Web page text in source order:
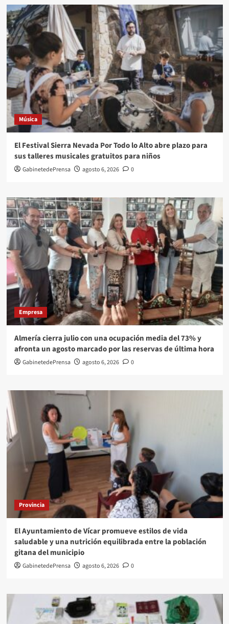
Música
El Festival Sierra Nevada Por Todo lo Alto abre plazo para
sus talleres musicales gratuitos para niños
GabinetedePrensa agosto 6, 2026 0
Empresa
Almería cierra julio con una ocupación media del 73% y
afronta un agosto marcado por las reservas de última hora
GabinetedePrensa agosto 6, 2026 0
Provincia
El Ayuntamiento de Vícar promueve estilos de vida
saludable y una nutrición equilibrada entre la población
gitana del municipio
GabinetedePrensa agosto 6, 2026 0